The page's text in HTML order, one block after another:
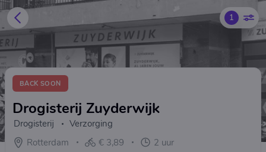
1
BACK SOON
Drogisterij Zuyderwijk
Drogisterij
Verzorging
Rotterdam
€ 3,89 2 uur